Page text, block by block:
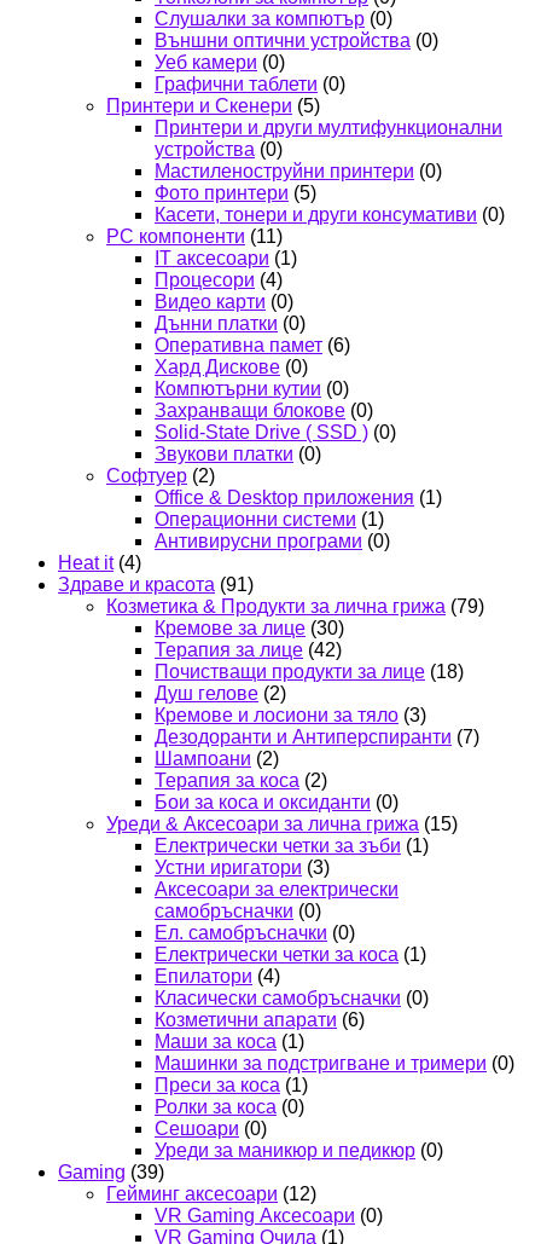
Слушалки за компютър (0)
Външни оптични устройства (0)
Уеб камери (0)
Графични таблети (0)
Принтери и Скенери (5)
Принтери и други мултифункционални
устройства (0)
Мастиленоструйни принтери (0)
Фото принтери (5)
Касети, тонери и други консумативи (0)
PC компоненти (11)
IT аксесоари (1)
Процесори (4)
Видео карти (0)
Дънни платки (0)
Оперативна памет (6)
Хард Дискове (0)
Компютърни кутии (0)
Захранващи блокове (0)
Solid-State Drive ( SSD ) (0)
Звукови платки (0)
Софтуер (2)
Office & Desktop приложения (1)
Операционни системи (1)
Антивирусни програми (0)
Heat it (4)
Здраве и красота (91)
Козметика & Продукти за лична грижа (79)
Кремове за лице (30)
Терапия за лице (42)
Почистващи продукти за лице (18)
Душ гелове (2)
Кремове и лосиони за тяло (3)
Дезодоранти и Антиперспиранти (7)
Шампоани (2)
Терапия за коса (2)
Бои за коса и оксиданти (0)
Уреди & Аксесоари за лична грижа (15)
Електрически четки за зъби (1)
Устни иригатори (3)
Аксесоари за електрически
самобръсначки (0)
Ел. самобръсначки (0)
Електрически четки за коса (1)
Епилатори (4)
Класически самобръсначки (0)
Козметични апарати (6)
Маши за коса (1)
Машинки за подстригване и тримери (0)
Преси за коса (1)
Ролки за коса (0)
Сешоари (0)
Уреди за маникюр и педикюр (0)
Gaming (39)
Гейминг аксесоари (12)
VR Gaming Аксесоари (0)
VR Gaming Очила (1)